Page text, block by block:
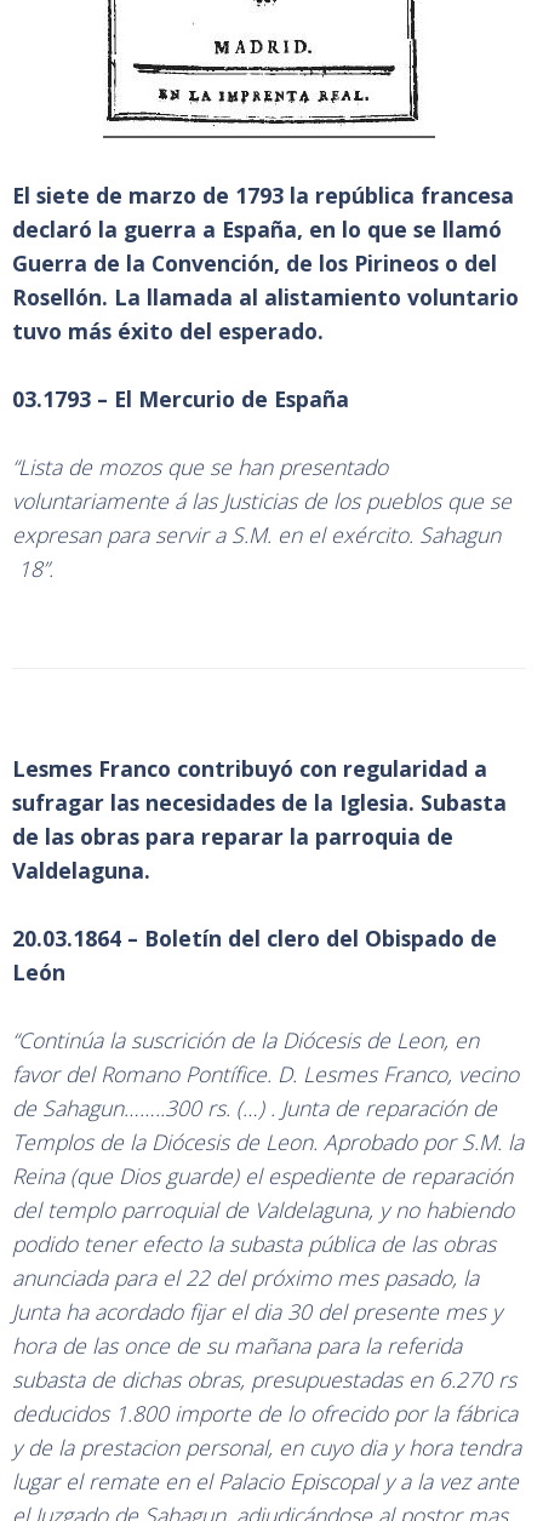
El siete de marzo de 1793 la república francesa
declaró la guerra a España, en lo que se llamó
Guerra de la Convención, de los Pirineos o del
Rosellón. La llamada al alistamiento voluntario
tuvo más éxito del esperado.
03.1793 – El Mercurio de España
“Lista de mozos que se han presentado
voluntariamente á las Justicias de los pueblos que se
expresan para servir a S.M. en el exército. Sahagun
18”.
Lesmes Franco contribuyó con regularidad a
sufragar las necesidades de la Iglesia. Subasta
de las obras para reparar la parroquia de
Valdelaguna.
20.03.1864 – Boletín del clero del Obispado de
León
“Continúa la suscrición de la Diócesis de Leon, en
favor del Romano Pontífice. D. Lesmes Franco, vecino
de Sahagun……..300 rs. (…) . Junta de reparación de
Templos de la Diócesis de Leon. Aprobado por S.M. la
Reina (que Dios guarde) el espediente de reparación
del templo parroquial de Valdelaguna, y no habiendo
podido tener efecto la subasta pública de las obras
anunciada para el 22 del próximo mes pasado, la
Junta ha acordado fijar el dia 30 del presente mes y
hora de las once de su mañana para la referida
subasta de dichas obras, presupuestadas en 6.270 rs
deducidos 1.800 importe de lo ofrecido por la fábrica
y de la prestacion personal, en cuyo dia y hora tendra
lugar el remate en el Palacio Episcopal y a la vez ante
el Juzgado de Sahagun, adjudicándose al postor mas